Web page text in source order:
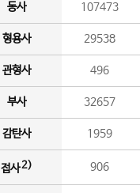
동사 107473
형용사 29538
관형사 496
부사 32657
감탄사 1959
접사2) 906